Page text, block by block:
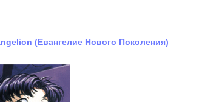
(Евангелие Нового Поколения)